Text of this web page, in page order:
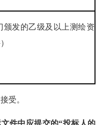
颁发的乙级及以上测绘资
受。
件中应提交的“投标人的